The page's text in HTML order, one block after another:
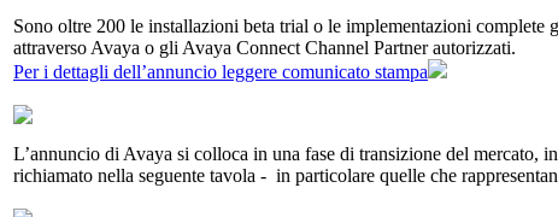
Sono oltre 200 le installazioni beta trial o le implementazioni
attraverso Avaya o gli Avaya Connect Channel Partner autorizzati.
Per i dettagli dell’annuncio leggere comunicato stampa
L’annuncio di Avaya si colloca in una fase di transizione del mercato,
richiamato nella seguente tavola - in particolare quelle che